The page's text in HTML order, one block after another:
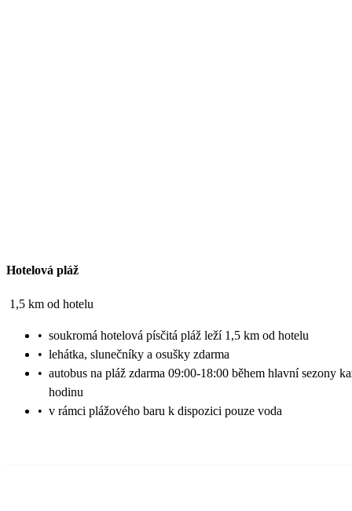
Hotelová pláž
1,5 km od hotelu
• soukromá hotelová písčitá pláž leží 1,5 km od hotelu
• lehátka, slunečníky a osušky zdarma
• autobus na pláž zdarma 09:00-18:00 během hlavní sezony
hodinu
• v rámci plážového baru k dispozici pouze voda